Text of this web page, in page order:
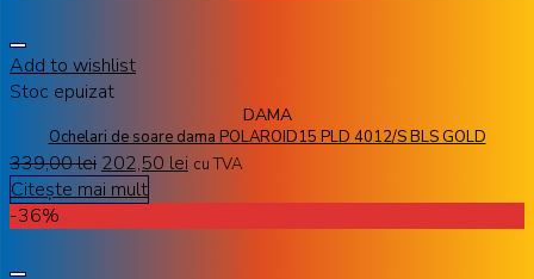
Add to wishlist
Stoc epuizat
DAMA
Ochelari de soare dama POLAROID15 PLD 4012/S BLS GOLD
339,00lei 202,50 lei cu TVA
Citește mai mult
-36%